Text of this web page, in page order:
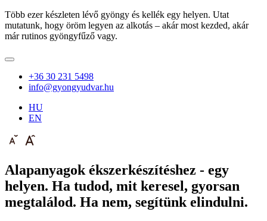
Több ezer készleten lévő gyöngy és kellék egy helyen. Utat
mutatunk, hogy öröm legyen az alkotás – akár most kezded, akár
már rutinos gyöngyfűző vagy.
+36 30 231 5498
info@gyongyudvar.hu
HU
EN
Alapanyagok ékszerkészítéshez - egy
helyen. Ha tudod, mit keresel, gyorsan
megtalálod. Ha nem, segítünk elindulni.